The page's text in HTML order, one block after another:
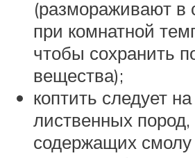
(размораживают в
при комнатной
чтобы сохранить
вещества);
коптить следует
лиственных пород,
содержащих смолу